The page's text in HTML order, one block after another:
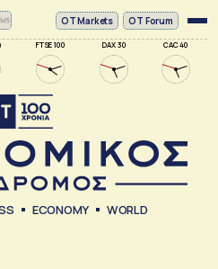
FTSE 100 DAX 30 CAC 40
ΟΤ Markets OT Forum
ECONOMY WORLD